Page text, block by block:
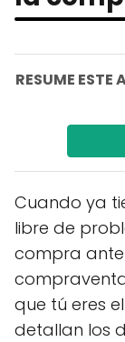
RESUME
Cuando ya
libre de
compra
que tú eres
detallan los